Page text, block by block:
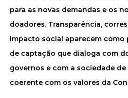
para as novas demandas e os
doadores. Transparência,
impacto social aparecem como
de captação que dialoga com
governos e com a sociedade
coerente com os valores da